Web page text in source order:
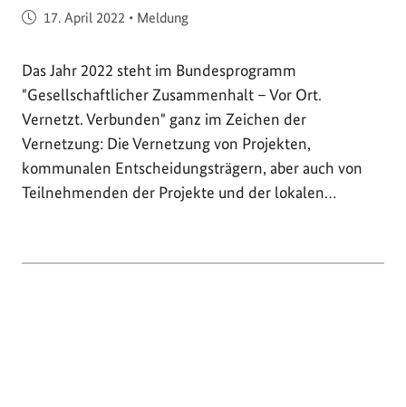
Veröffentlicht am
17. April 2022 • Meldung
Das Jahr 2022 steht im Bundesprogramm
"Gesellschaftlicher Zusammenhalt – Vor Ort.
Vernetzt. Verbunden" ganz im Zeichen der
Vernetzung: Die Vernetzung von Projekten,
kommunalen Entscheidungsträgern, aber auch von
Teilnehmenden der Projekte und der lokalen…